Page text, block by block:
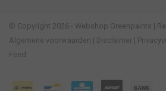
© Copyright 2026 - Webshop Greenpaints |
Algemene voorwaarden | Disclaimer |
Feed